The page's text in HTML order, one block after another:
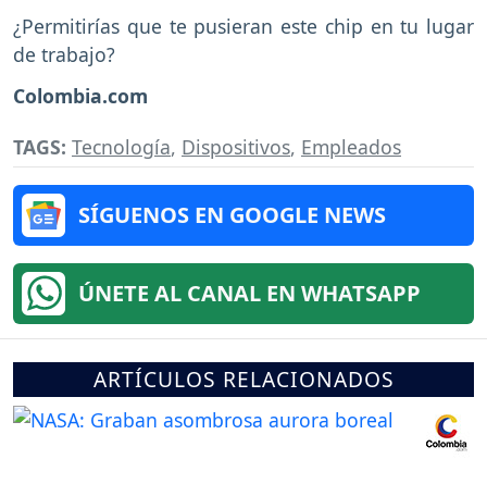
¿Permitirías que te pusieran este chip en tu lugar
de trabajo?
Colombia.com
TAGS: Tecnología, Dispositivos, Empleados
SÍGUENOS EN GOOGLE NEWS
ÚNETE AL CANAL EN WHATSAPP
ARTÍCULOS RELACIONADOS